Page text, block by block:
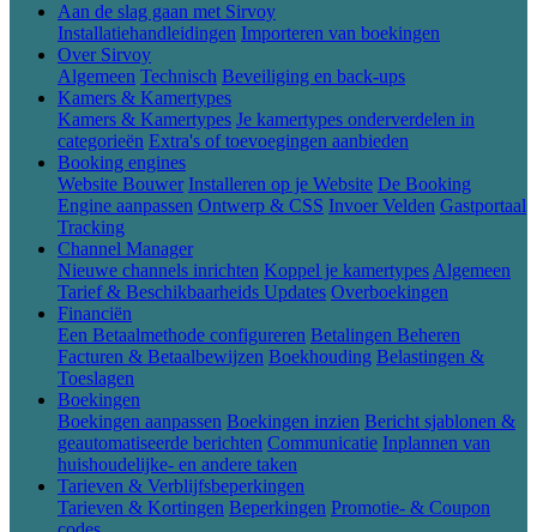
Aan de slag gaan met Sirvoy
Installatiehandleidingen Importeren van boekingen
Over Sirvoy
Algemeen Technisch Beveiliging en back-ups
Kamers & Kamertypes
Kamers & Kamertypes Je kamertypes onderverdelen in
categorieën Extra's of toevoegingen aanbieden
Booking engines
Website Bouwer Installeren op je Website De Booking
Engine aanpassen Ontwerp & CSS Invoer Velden Gastportaal
Tracking
Channel Manager
Nieuwe channels inrichten Koppel je kamertypes Algemeen
Tarief & Beschikbaarheids Updates Overboekingen
Financiën
Een Betaalmethode configureren Betalingen Beheren
Facturen & Betaalbewijzen Boekhouding Belastingen &
Toeslagen
Boekingen
Boekingen aanpassen Boekingen inzien Bericht sjablonen &
geautomatiseerde berichten Communicatie Inplannen van
huishoudelijke- en andere taken
Tarieven & Verblijfsbeperkingen
Tarieven & Kortingen Beperkingen Promotie- & Coupon